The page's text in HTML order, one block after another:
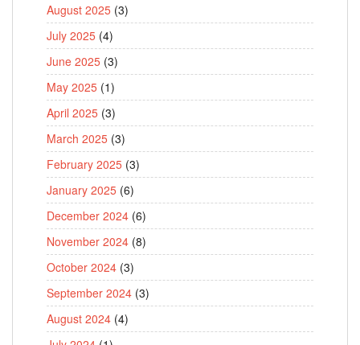
August 2025 (3)
July 2025 (4)
June 2025 (3)
May 2025 (1)
April 2025 (3)
March 2025 (3)
February 2025 (3)
January 2025 (6)
December 2024 (6)
November 2024 (8)
October 2024 (3)
September 2024 (3)
August 2024 (4)